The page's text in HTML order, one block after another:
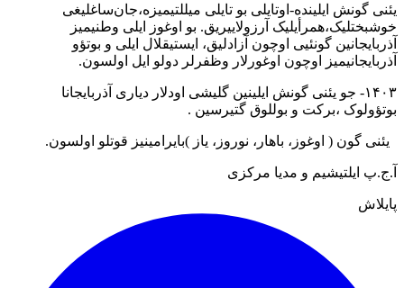
یئنی گونش ایلینده-اوتایلی بو تایلی میللتیمیزه،جان‌ساغلیغی
خوشبختلیک،همرأیلیک آرزولاییریق. بو اوغوز ایلی وطنیمیز
آذربایجانین گونئیی اوچون آزادلیق، ایستیقلال ایلی و بوتؤو
آذربایجانیمیز اوچون اوغورلار وظفرلر دولو ایل اولسون.
۱۴۰۳- جو یئنی گونش ایلینین گلیشی اودلار دیاری آذربایجانا
بوتؤولوک ،برکت و بوللوق گتیرسین .
یئنی گون ( اوغوز، باهار، نوروز، یاز )بایرامینیز قوتلو اولسون.
آ.ج.پ ایلتیشیم و مدیا مرکزی
پایلاش